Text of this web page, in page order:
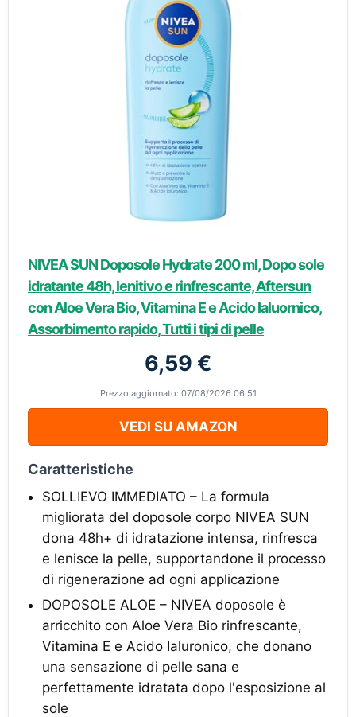
NIVEA SUN Doposole Hydrate 200 ml, Dopo sole
idratante 48h, lenitivo e rinfrescante, Aftersun
con Aloe Vera Bio, Vitamina E e Acido Ialuornico,
Assorbimento rapido, Tutti i tipi di pelle
6,59 €
Prezzo aggiornato: 07/08/2026 06:51
VEDI SU AMAZON
Caratteristiche
SOLLIEVO IMMEDIATO – La formula
migliorata del doposole corpo NIVEA SUN
dona 48h+ di idratazione intensa, rinfresca
e lenisce la pelle, supportandone il processo
di rigenerazione ad ogni applicazione
DOPOSOLE ALOE – NIVEA doposole è
arricchito con Aloe Vera Bio rinfrescante,
Vitamina E e Acido Ialuronico, che donano
una sensazione di pelle sana e
perfettamente idratata dopo l'esposizione al
sole